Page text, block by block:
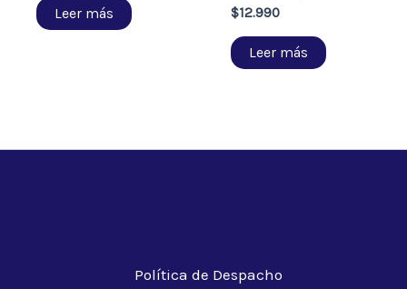
Leer más $12.990
Leer más
Política de Despacho